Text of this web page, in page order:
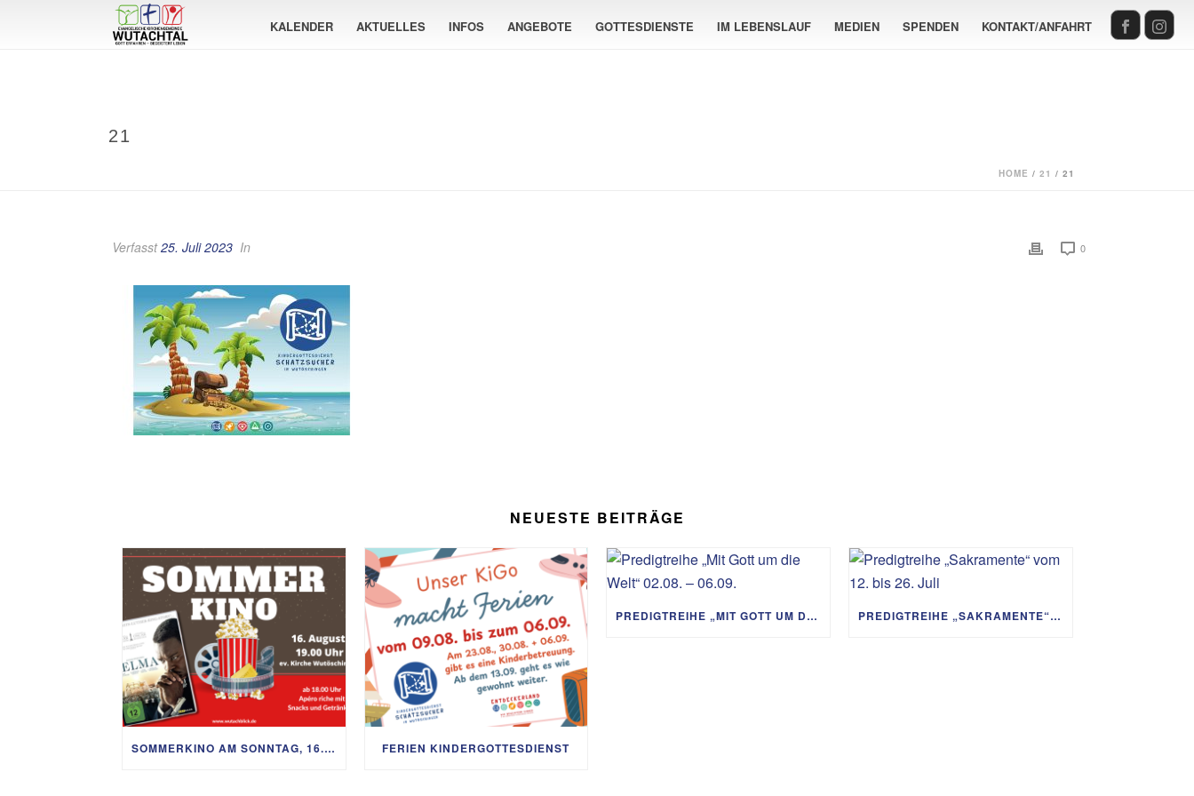
KALENDER AKTUELLES INFOS ANGEBOTE GOTTESDIENSTE IM LEBENSLAUF MEDIEN SPENDEN KONTAKT/ANFAHRT
21
HOME / 21 / 21
Verfasst25. Juli 2023 In 0
NEUESTE BEITRÄGE
SOMMERKINO AM SONNTAG, 16. AUGUST FERIEN KINDERGOTTESDIENST
PREDIGTREIHE „MIT GOTT UM DIE WELT“ 02.08. – 06.09. PREDIGTREIHE „SAKRAMENTE“ VOM 12. BIS 26. JULI